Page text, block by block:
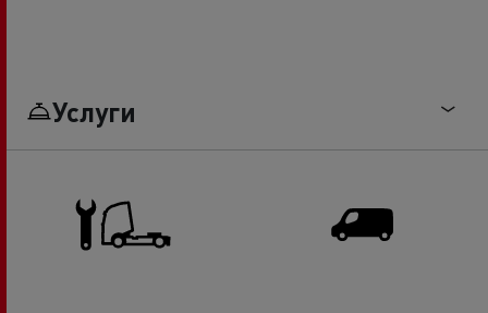
Услуги